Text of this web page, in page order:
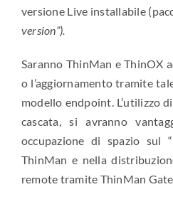
versione Live installabile
version”).
Saranno ThinMan e ThinOX
o l’aggiornamento tramite
modello endpoint. L’utilizzo
cascata, si avranno
occupazione di spazio sul
ThinMan e nella
remote tramite ThinMan